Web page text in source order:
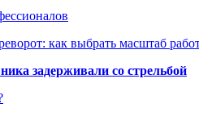
как выбрать масштаб
задерживали со стрельбой